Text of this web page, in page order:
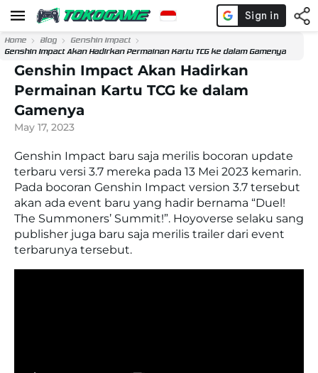
Home Blog
Genshin Impact
Genshin Impact Akan Hadirkan Permainan Kartu TCG ke dalam Gamenya
Genshin Impact Akan Hadirkan
Permainan Kartu TCG ke dalam
Gamenya
May 17, 2023
Genshin Impact baru saja merilis bocoran update
terbaru versi 3.7 mereka pada 13 Mei 2023 kemarin.
Pada bocoran Genshin Impact version 3.7 tersebut
akan ada event baru yang hadir bernama “Duel!
The Summoners’ Summit!”. Hoyoverse selaku sang
publisher juga baru saja merilis trailer dari event
terbarunya tersebut.